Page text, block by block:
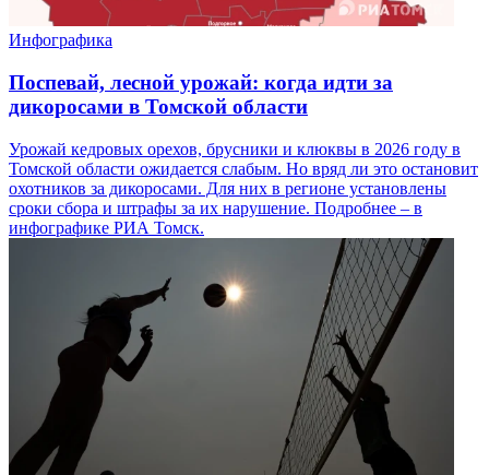
Инфографика
Поспевай, лесной урожай: когда идти за
дикоросами в Томской области
Урожай кедровых орехов, брусники и клюквы в 2026 году в
Томской области ожидается слабым. Но вряд ли это остановит
охотников за дикоросами. Для них в регионе установлены
сроки сбора и штрафы за их нарушение. Подробнее – в
инфографике РИА Томск.